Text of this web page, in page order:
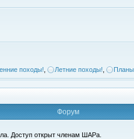
походы! Летние походы! Планы
Форум
Доступ открыт членам ШАРа.